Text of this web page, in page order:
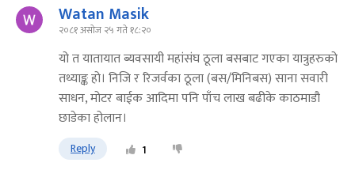
Watan Masik
२०८१ असोज २५ गते १८:२०
यो त यातायात ब्यवसायी महांसंघ ठूला बसबाट गएका यात्रुहरुको
तथ्याङ्क हो। निजि र रिजर्वका ठूला (बस/मिनिबस) साना सवारी
साधन, मोटर बाईक आदिमा पनि पाँच लाख बढीके काठमाडौ
छाडेका होलान।
Reply 1